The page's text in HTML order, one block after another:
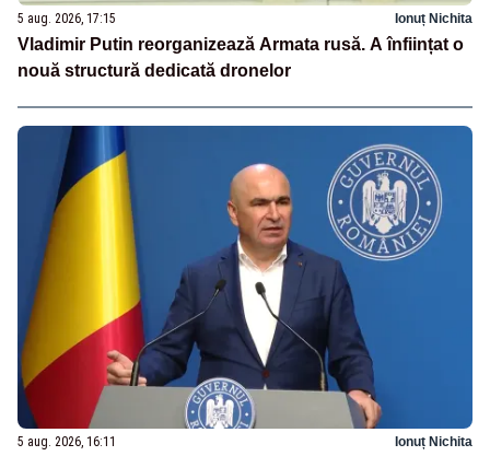
5 aug. 2026, 17:15 Ionuț Nichita
Vladimir Putin reorganizează Armata rusă. A înființat o
nouă structură dedicată dronelor
5 aug. 2026, 16:11 Ionuț Nichita